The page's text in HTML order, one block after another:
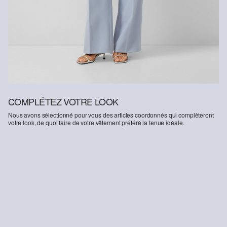
COMPLÉTEZ VOTRE LOOK
Nous avons sélectionné pour vous des articles coordonnés qui complèteront
votre look, de quoi faire de votre vêtement préféré la tenue idéale.